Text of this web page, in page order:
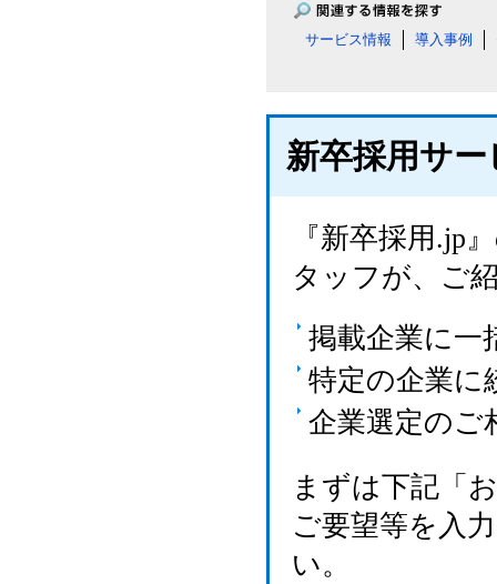
サービス情報 導入事例
新卒採用サ
『新卒採用.jp
タッフが、ご
掲載企業に一
特定の企業に
企業選定のご
まずは下記「
ご要望等を入
い。